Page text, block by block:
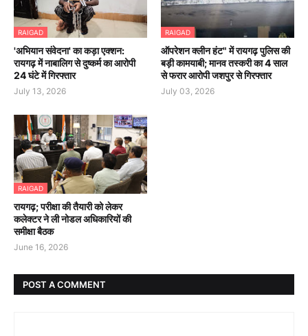
RAIGAD
'अभियान संवेदना' का कड़ा एक्शन:
रायगढ़ में नाबालिग से दुष्कर्म का आरोपी
24 घंटे में गिरफ्तार
July 13, 2026
RAIGAD
ऑपरेशन क्लीन हंट" में रायगढ़ पुलिस की
बड़ी कामयाबी; मानव तस्करी का 4 साल
से फरार आरोपी जशपुर से गिरफ्तार
July 03, 2026
RAIGAD
रायगढ़; परीक्षा की तैयारी को लेकर
कलेक्टर ने ली नोडल अधिकारियों की
समीक्षा बैठक
June 16, 2026
POST A COMMENT